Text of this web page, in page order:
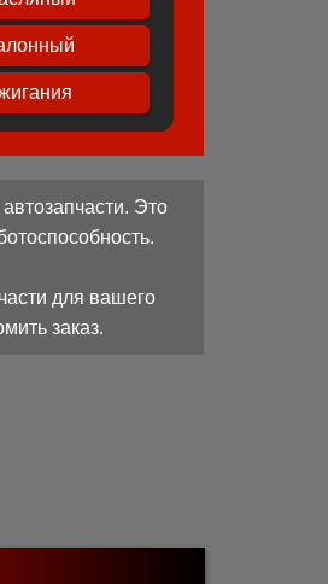
Это
для вашего
заказ.